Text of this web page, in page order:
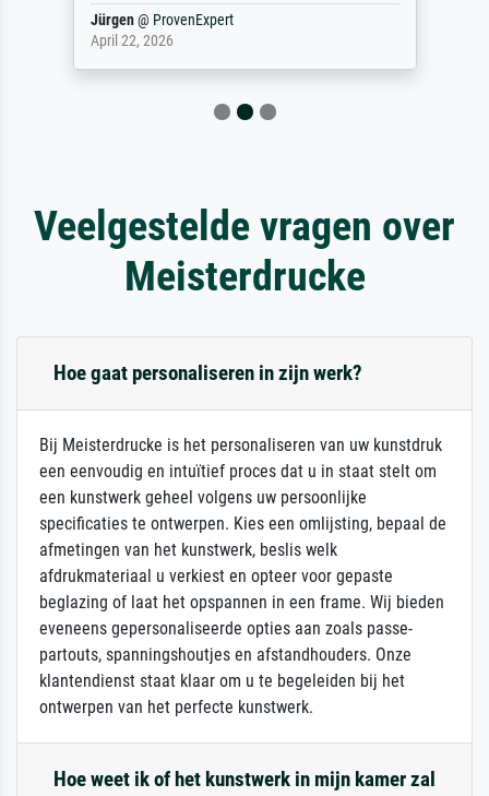
Jürgen@ ProvenExpert
April 22, 2026
Veelgestelde vragen over
Meisterdrucke
Hoe gaat personaliseren in zijn werk?
Bij Meisterdrucke is het personaliseren van uw kunstdruk
een eenvoudig en intuïtief proces dat u in staat stelt om
een kunstwerk geheel volgens uw persoonlijke
specificaties te ontwerpen. Kies een omlijsting, bepaal de
afmetingen van het kunstwerk, beslis welk
afdrukmateriaal u verkiest en opteer voor gepaste
beglazing of laat het opspannen in een frame. Wij bieden
eveneens gepersonaliseerde opties aan zoals passe-
partouts, spanningshoutjes en afstandhouders. Onze
klantendienst staat klaar om u te begeleiden bij het
ontwerpen van het perfecte kunstwerk.
Hoe weet ik of het kunstwerk in mijn kamer zal